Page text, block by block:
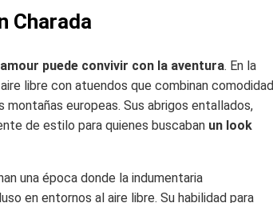
Charada
puede convivir con la aventura. En la
libre con atuendos que combinan comodidad
europeas. Sus abrigos entallados,
de estilo para quienes buscaban un look
una época donde la indumentaria
en entornos al aire libre. Su habilidad para